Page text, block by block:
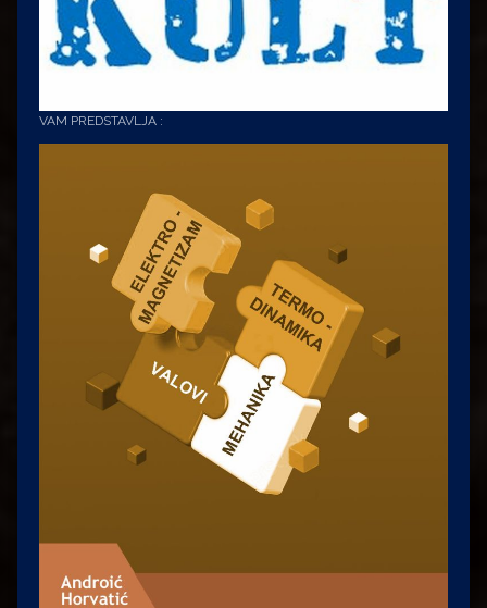
VAM PREDSTAVLJA :